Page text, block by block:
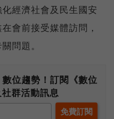
經濟社會及民生國安
會前接受媒體訪問，
問題。
位趨勢！訂閱《數位
群活動訊息